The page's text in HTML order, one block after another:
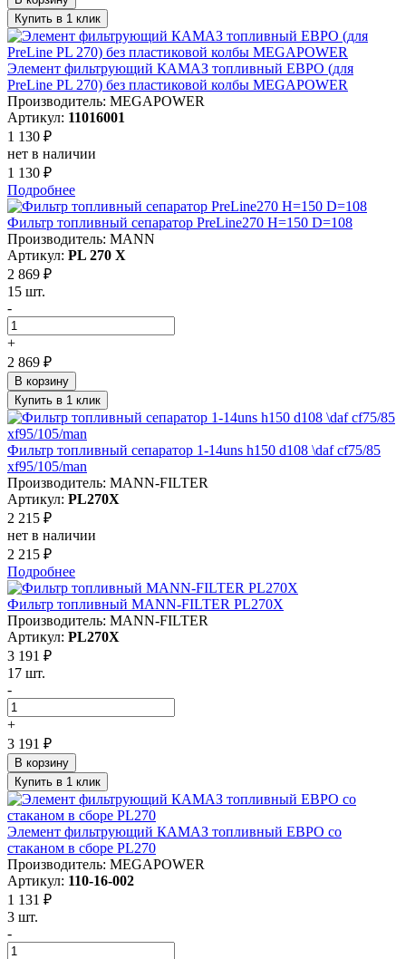
Купить в 1 клик
Элемент фильтрующий КАМАЗ топливный ЕВРО (для
PreLine PL 270) без пластиковой колбы MEGAPOWER
Производитель: MEGAPOWER
Артикул: 11016001
1 130 ₽
нет в наличии
1 130 ₽
Подробнее
Фильтр топливный сепаратор PreLine270 H=150 D=108
Производитель: MANN
Артикул: PL 270 X
2 869 ₽
15 шт.
-
+
2 869 ₽
В корзину
Купить в 1 клик
Фильтр топливный сепаратор 1-14uns h150 d108 \daf cf75/85
xf95/105/man
Производитель: MANN-FILTER
Артикул: PL270X
2 215 ₽
нет в наличии
2 215 ₽
Подробнее
Фильтр топливный MANN-FILTER PL270X
Производитель: MANN-FILTER
Артикул: PL270X
3 191 ₽
17 шт.
-
+
3 191 ₽
В корзину
Купить в 1 клик
Элемент фильтрующий КАМАЗ топливный ЕВРО со
стаканом в сборе PL270
Производитель: MEGAPOWER
Артикул: 110-16-002
1 131 ₽
3 шт.
-